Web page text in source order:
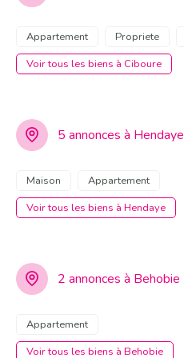
Appartement Propriete
Voir tous les biens à Ciboure
5 annonces à Hendaye
Maison
Appartement
Voir tous les biens à Hendaye
2 annonces à Behobie
Appartement
Voir tous les biens à Behobie